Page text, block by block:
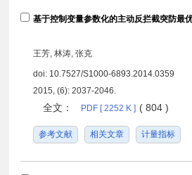
基于控制变量参数化的主动反拦截突防最
王芳, 林涛, 张克
doi: 10.7527/S1000-6893.2014.0359
2015, (6): 2037-2046.
全文： PDF [ 2252 K ] ( 804 )
参考文献 相关文章 计量指标